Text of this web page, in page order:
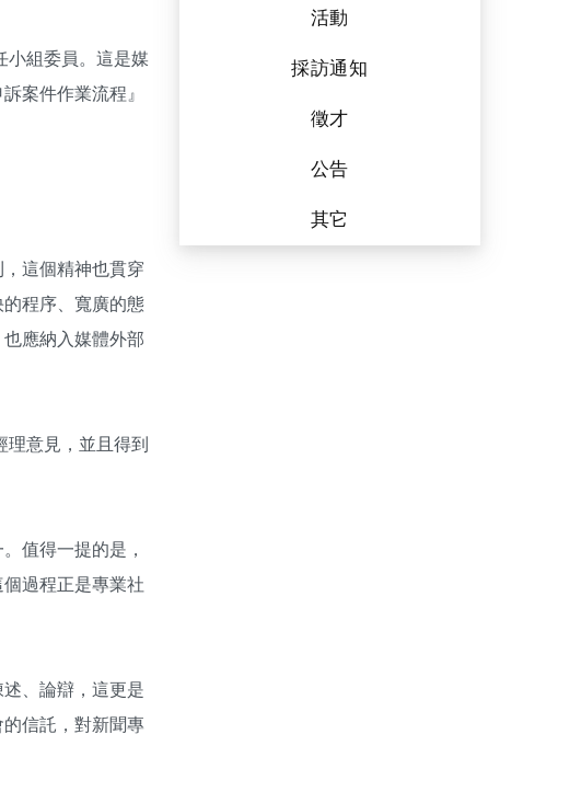
小組委員。這是媒
案件作業流程』
這個精神也貫穿
程序、寬廣的態
應納入媒體外部
意見，並且得到
值得一提的是，
過程正是專業社
、論辯，這更是
信託，對新聞專
活動
採訪通知
徵才
公告
其它